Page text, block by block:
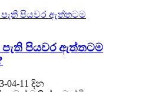
පියවර ඇත්තටම
04-11 දින